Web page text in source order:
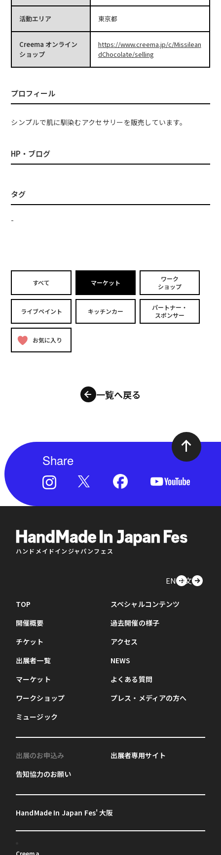
活動エリア 東京都
Creema オンライン
ショップ
https://www.creema.jp/c/Missilean
dChocolate/selling
プロフィール
シンプルで肌に馴染むアクセサリーを販売しています。
HP・ブログ
タグ
-
すべて マーケット
ワーク
ショップ
ライブペイント キッチンカー
パートナー・
スポンサー
お気に入り
一覧へ戻る
Share
ハンドメイドインジャパンフェス
EN中文
TOP
開催概要
チケット
出展者一覧
マーケット
ワークショップ
ミュージック
スペシャルコンテンツ
過去開催の様子
アクセス
NEWS
よくある質問
プレス・メディアの方へ
出展のお申込み
告知協力のお願い
出展者専用サイト
HandMade In Japan Fes' 大阪
Creema